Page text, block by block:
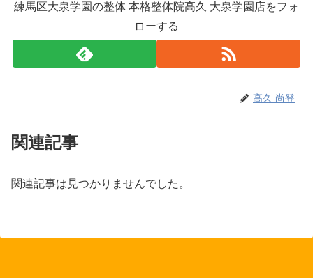
練馬区大泉学園の整体 本格整体院高久 大泉学園店をフォ
ローする
高久 尚登
関連記事
関連記事は見つかりませんでした。